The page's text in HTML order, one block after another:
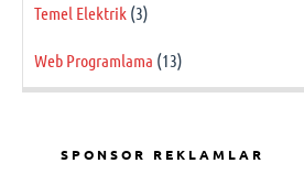
Temel Elektrik (3)
Web Programlama (13)
SPONSOR REKLAMLAR